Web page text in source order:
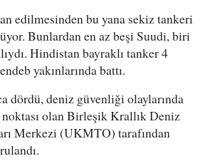
edilmesinden bu yana sekiz tankeri
Bunlardan en az beşi Suudi, biri
Hindistan bayraklı tanker 4
yakınlarında battı.
dördü, deniz güvenliği olaylarında
noktası olan Birleşik Krallık Deniz
Merkezi (UKMTO) tarafından